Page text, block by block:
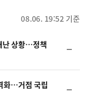
08.06. 19:52 기준
난 상황…정책
일
화…거점 국립